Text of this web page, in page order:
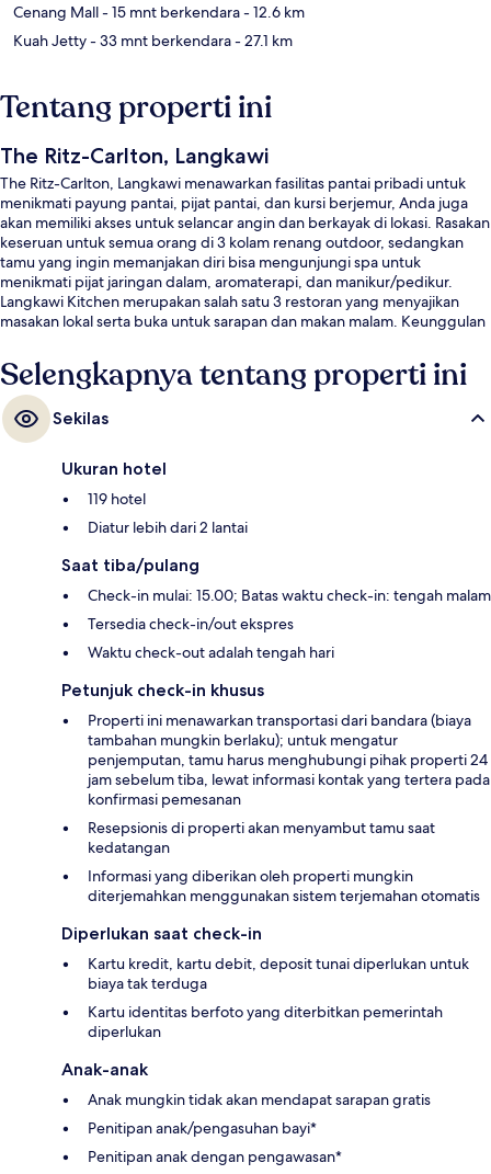
Cenang Mall- 15 mnt berkendara- 12.6 km
Kuah Jetty- 33 mnt berkendara- 27.1 km
Tentang properti ini
The Ritz-Carlton, Langkawi
The Ritz-Carlton, Langkawi menawarkan fasilitas pantai pribadi untuk
menikmati payung pantai, pijat pantai, dan kursi berjemur, Anda juga
akan memiliki akses untuk selancar angin dan berkayak di lokasi. Rasakan
keseruan untuk semua orang di 3 kolam renang outdoor, sedangkan
tamu yang ingin memanjakan diri bisa mengunjungi spa untuk
menikmati pijat jaringan dalam, aromaterapi, dan manikur/pedikur.
Langkawi Kitchen merupakan salah satu 3 restoran yang menyajikan
masakan lokal serta buka untuk sarapan dan makan malam. Keunggulan
gratis, dan bar/lounge. Para traveler menyukai staf.
Selengkapnya tentang properti ini
Sekilas
Ukuran hotel
119 hotel
Diatur lebih dari 2 lantai
Saat tiba/pulang
Check-in mulai: 15.00; Batas waktu check-in: tengah malam
Tersedia check-in/out ekspres
Waktu check-out adalah tengah hari
Petunjuk check-in khusus
Properti ini menawarkan transportasi dari bandara (biaya
tambahan mungkin berlaku); untuk mengatur
penjemputan, tamu harus menghubungi pihak properti 24
jam sebelum tiba, lewat informasi kontak yang tertera pada
konfirmasi pemesanan
Resepsionis di properti akan menyambut tamu saat
kedatangan
Informasi yang diberikan oleh properti mungkin
diterjemahkan menggunakan sistem terjemahan otomatis
Diperlukan saat check-in
Kartu kredit, kartu debit, deposit tunai diperlukan untuk
biaya tak terduga
Kartu identitas berfoto yang diterbitkan pemerintah
diperlukan
Anak-anak
Anak mungkin tidak akan mendapat sarapan gratis
Penitipan anak/pengasuhan bayi*
Penitipan anak dengan pengawasan*